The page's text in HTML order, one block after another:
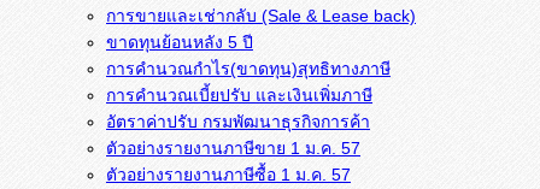
การขายและเช่ากลับ (Sale & Lease back)
ขาดทุนย้อนหลัง 5 ปี
การคำนวณกำไร(ขาดทุน)สุทธิทางภาษี
การคำนวณเบี้ยปรับ และเงินเพิ่มภาษี
อัตราค่าปรับ กรมพัฒนาธุรกิจการค้า
ตัวอย่างรายงานภาษีขาย 1 ม.ค. 57